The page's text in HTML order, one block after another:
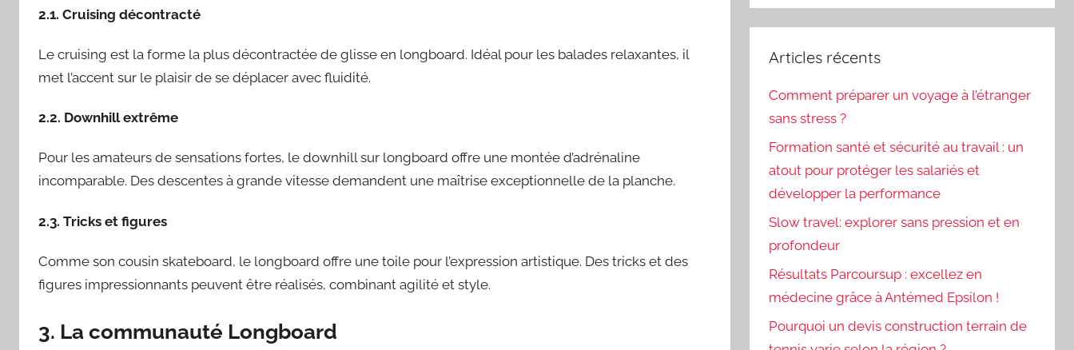
2.1. Cruising décontracté
Le cruising est la forme la plus décontractée de glisse en longboard. Idéal pour les balades relaxantes, il
met l’accent sur le plaisir de se déplacer avec fluidité.
2.2. Downhill extrême
Pour les amateurs de sensations fortes, le downhill sur longboard offre une montée d’adrénaline
incomparable. Des descentes à grande vitesse demandent une maîtrise exceptionnelle de la planche.
2.3. Tricks et figures
Comme son cousin skateboard, le longboard offre une toile pour l’expression artistique. Des tricks et des
figures impressionnants peuvent être réalisés, combinant agilité et style.
3. La communauté Longboard
Articles récents
Comment préparer un voyage à l’étranger
sans stress ?
Formation santé et sécurité au travail : un
atout pour protéger les salariés et
développer la performance
Slow travel: explorer sans pression et en
profondeur
Résultats Parcoursup : excellez en
médecine grâce à Antémed Epsilon !
Pourquoi un devis construction terrain de